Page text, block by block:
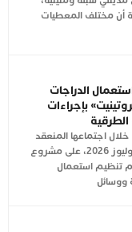
أن مختلف المعطيات
الدراجات
بإجراءات
اجتماعها المنعقد
اليوم الخميس 9 يوليوز 2026، على مشروع
تنظيم استعمال
ووسائل